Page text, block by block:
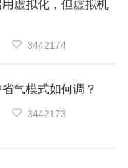
虚拟化，但虚拟机
3442174
气模式如何调？
3442173